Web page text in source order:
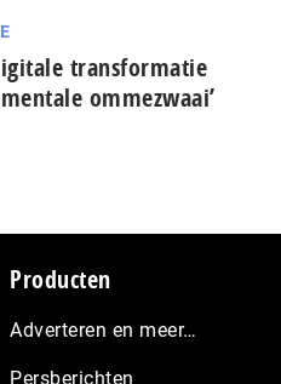
transformatie
ommezwaai’
Producten
Adverteren en meer…
Persberichten